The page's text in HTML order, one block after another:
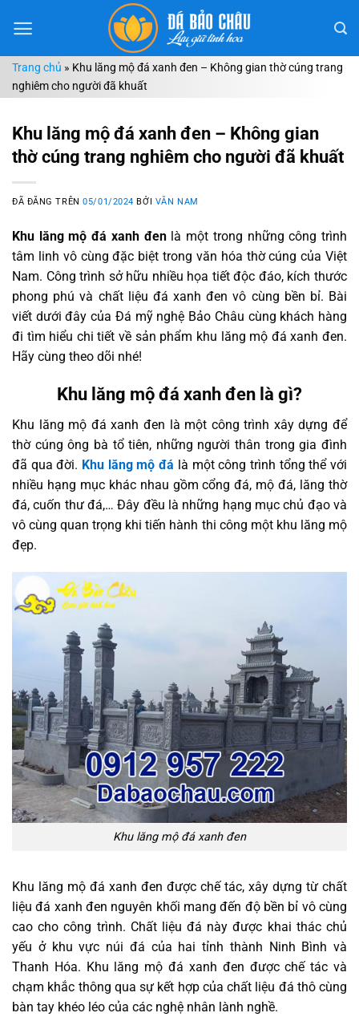
đến
dungTrang chủ » Khu lăng mộ đá xanh đen – Không gian thờ cúng trang
nghiêm cho người đã khuất
Khu lăng mộ đá xanh đen – Không gian
thờ cúng trang nghiêm cho người đã khuất
ĐÃ ĐĂNG TRÊN05/01/2024 BỞI VĂN NAM
Khu lăng mộ đá xanh đenlà một trong những công trình
tâm linh vô cùng đặc biệt trong văn hóa thờ cúng của Việt
Nam. Công trình sở hữu nhiều họa tiết độc đáo, kích thước
phong phú và chất liệu đá xanh đen vô cùng bền bỉ. Bài
viết dưới đây của Đá mỹ nghệ Bảo Châu cùng khách hàng
đi tìm hiểu chi tiết về sản phẩm khu lăng mộ đá xanh đen.
Hãy cùng theo dõi nhé!
Khu lăng mộ đá xanh đen là gì?
Khu lăng mộ đá xanh đen là một công trình xây dựng để
thờ cúng ông bà tổ tiên, những người thân trong gia đình
đã qua đời. Khu lăng mộ đá là một công trình tổng thể với
nhiều hạng mục khác nhau gồm cổng đá, mộ đá, lăng thờ
đá, cuốn thư đá,… Đây đều là những hạng mục chủ đạo và
vô cùng quan trọng khi tiến hành thi công một khu lăng mộ
đẹp.
Khu lăng mộ đá xanh đen
Khu lăng mộ đá xanh đen được chế tác, xây dựng từ chất
liệu đá xanh đen nguyên khối mang đến độ bền bỉ vô cùng
cao cho công trình. Chất liệu đá này được khai thác chủ
yếu ở khu vực núi đá của hai tỉnh thành Ninh Bình và
Thanh Hóa. Khu lăng mộ đá xanh đen được chế tác và
chạm khắc thông qua sự kết hợp của chất liệu đá thô cùng
bàn tay khéo léo của các nghệ nhân lành nghề.